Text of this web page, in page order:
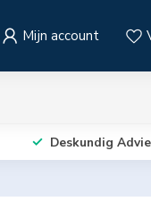
Mijn account
Deskundig